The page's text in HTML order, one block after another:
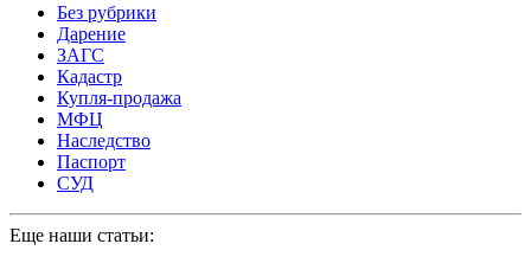
Без рубрики
Дарение
ЗАГС
Кадастр
Купля-продажа
МФЦ
Наследство
Паспорт
СУД
Еще наши статьи: